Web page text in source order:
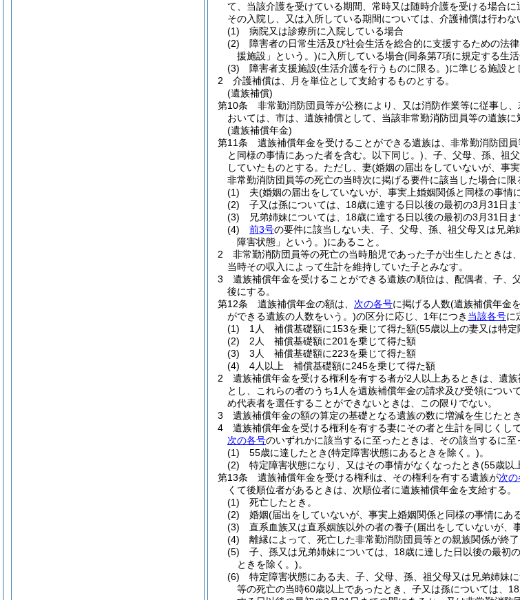
て、当該介護を受けている期間、常時又は随時介護を受ける場合
その入院し、又は入所している期間については、介護補償は行わな
(1)
病院又は診療所に入院している場合
(2)
障害者の日常生活及び社会生活を総合的に支援するための法律
援施設」という。)に入所している場合(同条第7項に規定する生
(3)
障害者支援施設(生活介護を行うものに限る。)に準じる施設
2
介護補償は、月を単位として支給するものとする。
(遺族補償)
第10条
非常勤消防団員等が公務により、又は消防作業等に従事し
おいては、市は、遺族補償として、当該非常勤消防団員等の遺族
(遺族補償年金)
第11条
遺族補償年金を受けることができる遺族は、非常勤消防団
と同様の事情にあった者を含む。以下同じ。) 、子、父母、孫、祖
していたものとする。 ただし、妻(婚姻の届出をしていないが、事
非常勤消防団員等の死亡の当時次に掲げる要件に該当した場合に限
(1)
夫(婚姻の届出をしていないが、事実上婚姻関係と同様の事情
(2)
子又は孫については、18歳に達する日以後の最初の3月31日ま
(3)
兄弟姉妹については、18歳に達する日以後の最初の3月31日
(4)
前3号の要件に該当しない夫、子、父母、孫、祖父母又は兄
障害状態」という。)にあること。
2
非常勤消防団員等の死亡の当時胎児であった子が出生したときは、
当時その収入によって生計を維持していた子とみなす。
3
遺族補償年金を受けることができる遺族の順位は、配偶者、子
後にする。
第12条
遺族補償年金の額は、 次の各号に掲げる人数(遺族補償年金
ができる遺族の人数をいう。)の区分に応じ、1年につき 当該各号に
(1)
1人 補償基礎額に153を乗じて得た額(55歳以上の妻又は特
(2)
2人 補償基礎額に201を乗じて得た額
(3)
3人 補償基礎額に223を乗じて得た額
(4)
4人以上 補償基礎額に245を乗じて得た額
2
遺族補償年金を受ける権利を有する者が2人以上あるときは、遺族
とし、これらの者のうち1人を遺族補償年金の請求及び受領につい
め代表者を選任することができないときは、この限りでない。
3
遺族補償年金の額の算定の基礎となる遺族の数に増減を生じたと
4
遺族補償年金を受ける権利を有する妻にその者と生計を同じく
次の各号のいずれかに該当するに至ったときは、その該当するに
(1)
55歳に達したとき(特定障害状態にあるときを除く。)。
(2)
特定障害状態になり、又はその事情がなくなったとき(55歳以
第13条
遺族補償年金を受ける権利は、その権利を有する遺族が次の
くて後順位者があるときは、次順位者に遺族補償年金を支給する。
(1)
死亡したとき。
(2)
婚姻(届出をしていないが、事実上婚姻関係と同様の事情にあ
(3)
直系血族又は直系姻族以外の者の養子(届出をしていないが、
(4)
離縁によって、死亡した非常勤消防団員等との親族関係が終了
(5)
子、孫又は兄弟姉妹については、18歳に達した日以後の最初
ときを除く。)。
(6)
特定障害状態にある夫、子、父母、孫、祖父母又は兄弟姉妹
等の死亡の当時60歳以上であったとき、子又は孫については、